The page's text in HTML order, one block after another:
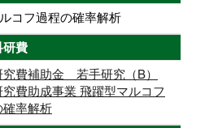
コフ過程の確率解析
費
究費補助金 若手研究（B）
費助成事業 飛躍型マルコフ
率解析